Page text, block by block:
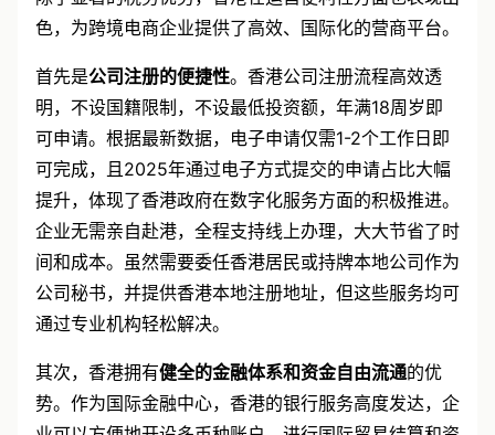
色，为跨境电商企业提供了高效、国际化的营商平台。
首先是公司注册的便捷性。香港公司注册流程高效透
明，不设国籍限制，不设最低投资额，年满18周岁即
可申请。根据最新数据，电子申请仅需1-2个工作日即
可完成，且2025年通过电子方式提交的申请占比大幅
提升，体现了香港政府在数字化服务方面的积极推进。
企业无需亲自赴港，全程支持线上办理，大大节省了时
间和成本。虽然需要委任香港居民或持牌本地公司作为
公司秘书，并提供香港本地注册地址，但这些服务均可
通过专业机构轻松解决。
其次，香港拥有健全的金融体系和资金自由流通的优
势。作为国际金融中心，香港的银行服务高度发达，企